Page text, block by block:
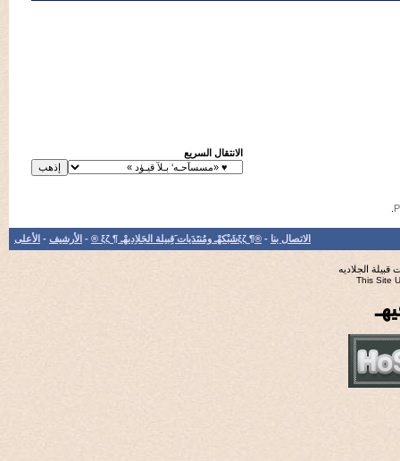
الانتقال السريع
الاتصال بنا-®¶ ξζشَبْكهْـ ومُنتَدَيات َقِبيلة الجَلاِديهْـ ¶ ξζ ® -الأرشيف - الأعلى